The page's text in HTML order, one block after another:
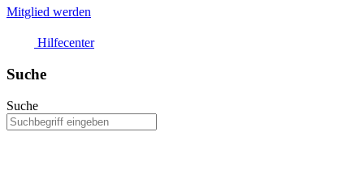
Mitglied werden
Hilfecenter
Suche
Suche